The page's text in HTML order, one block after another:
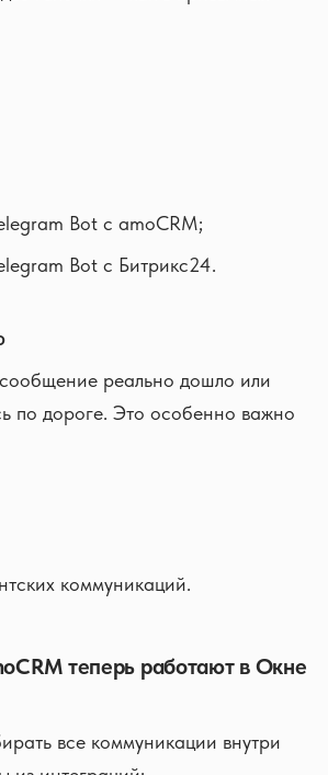
Bot с amoCRM;
Bot с Битрикс24.
реально дошло или
по дороге. Это особенно важно
коммуникаций.
теперь работают в Окне
все коммуникации внутри